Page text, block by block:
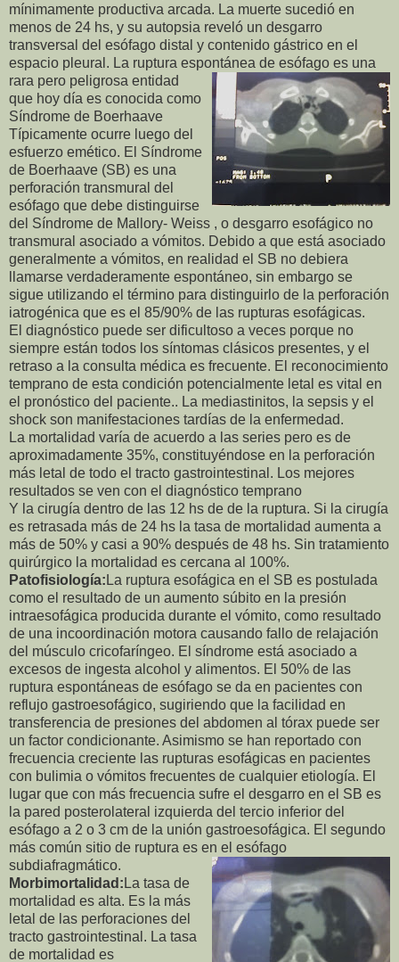
mínimamente productiva arcada. La muerte sucedió en
menos de 24 hs, y su autopsia reveló un desgarro
transversal del esófago distal y contenido gástrico en el
espacio pleural. La ruptura espontánea de esófago es una
rara pero peligrosa entidad
que hoy día es conocida como
Síndrome de Boerhaave
Típicamente ocurre luego del
esfuerzo emético. El Síndrome
de Boerhaave (SB) es una
perforación transmural del
esófago que debe distinguirse
del Síndrome de Mallory- Weiss , o desgarro esofágico no
transmural asociado a vómitos. Debido a que está asociado
generalmente a vómitos, en realidad el SB no debiera
llamarse verdaderamente espontáneo, sin embargo se
sigue utilizando el término para distinguirlo de la perforación
iatrogénica que es el 85/90% de las rupturas esofágicas.
El diagnóstico puede ser dificultoso a veces porque no
siempre están todos los síntomas clásicos presentes, y el
retraso a la consulta médica es frecuente. El reconocimiento
temprano de esta condición potencialmente letal es vital en
el pronóstico del paciente.. La mediastinitos, la sepsis y el
shock son manifestaciones tardías de la enfermedad.
La mortalidad varía de acuerdo a las series pero es de
aproximadamente 35%, constituyéndose en la perforación
más letal de todo el tracto gastrointestinal. Los mejores
resultados se ven con el diagnóstico temprano
Y la cirugía dentro de las 12 hs de de la ruptura. Si la cirugía
es retrasada más de 24 hs la tasa de mortalidad aumenta a
más de 50% y casi a 90% después de 48 hs. Sin tratamiento
quirúrgico la mortalidad es cercana al 100%.
Patofisiología: La ruptura esofágica en el SB es postulada
como el resultado de un aumento súbito en la presión
intraesofágica producida durante el vómito, como resultado
de una incoordinación motora causando fallo de relajación
del músculo cricofaríngeo. El síndrome está asociado a
excesos de ingesta alcohol y alimentos. El 50% de las
ruptura espontáneas de esófago se da en pacientes con
reflujo gastroesofágico, sugiriendo que la facilidad en
transferencia de presiones del abdomen al tórax puede ser
un factor condicionante. Asimismo se han reportado con
frecuencia creciente las rupturas esofágicas en pacientes
con bulimia o vómitos frecuentes de cualquier etiología. El
lugar que con más frecuencia sufre el desgarro en el SB es
la pared posterolateral izquierda del tercio inferior del
esófago a 2 o 3 cm de la unión gastroesofágica. El segundo
más común sitio de ruptura es en el esófago
subdiafragmático.
Morbimortalidad: La tasa de
mortalidad es alta. Es la más
letal de las perforaciones del
tracto gastrointestinal. La tasa
de mortalidad es